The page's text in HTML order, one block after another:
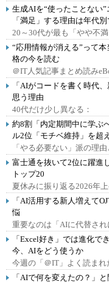
生成AIを“使ったことない
「満足」する理由は年代
20～30代が最も「やや不満
“応用情報が消える”って
格の今を読む
＠IT人気記事まとめ読み
「AIがコードを書く時代
思う理由
40代だけ少し異なる：
約8割「内定期間中に学
ル2位「モチベ維持」を超
「やる必要ない」派の理由
富士通を抜いて2位に躍
トップ20
夏休みに振り返る2026年
「AI活用する新人増えて
悩
重要なのは「AIに代替され
「Excel好き」では進化で
今、AIをどう使うか
今週の「＠IT」よく読まれ
「AIで何を変えたの？」